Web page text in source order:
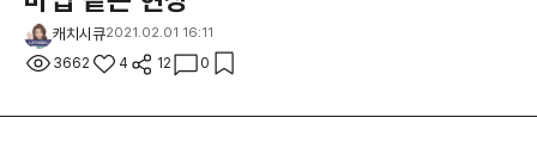
캐치시큐2021.02.01 16:11
3662 4 12 0